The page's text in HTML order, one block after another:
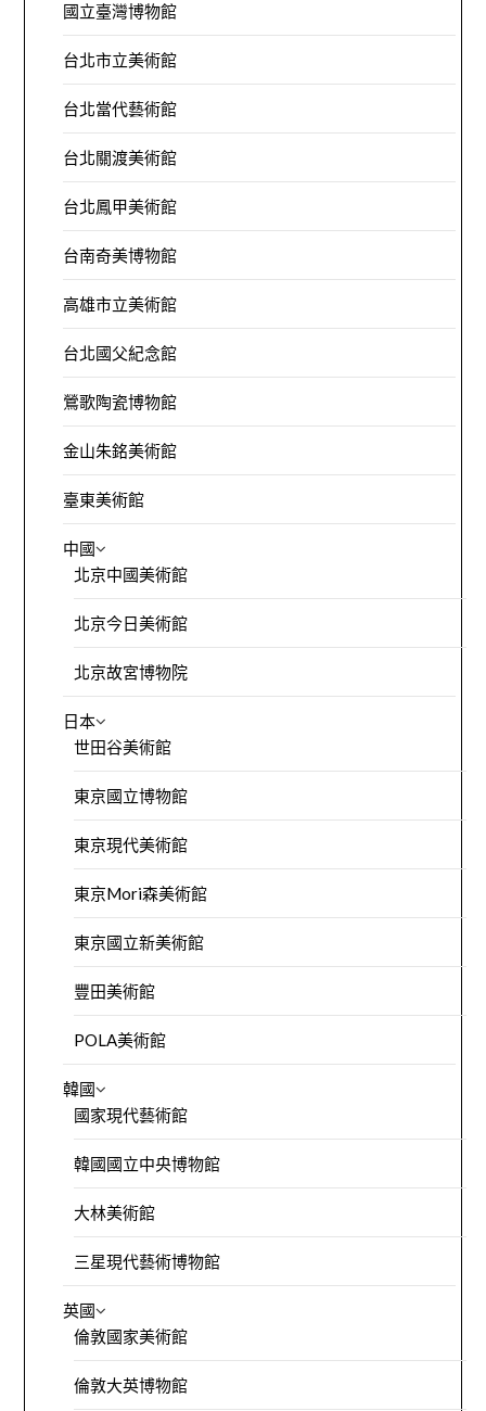
國立臺灣博物館
台北市立美術館
台北當代藝術館
台北關渡美術館
台北鳳甲美術館
台南奇美博物館
高雄市立美術館
台北國父紀念館
鶯歌陶瓷博物館
金山朱銘美術館
臺東美術館
中國
北京中國美術館
北京今日美術館
北京故宮博物院
日本
世田谷美術館
東京國立博物館
東京現代美術館
東京Mori森美術館
東京國立新美術館
豐田美術館
POLA美術館
韓國
國家現代藝術館
韓國國立中央博物館
大林美術館
三星現代藝術博物館
英國
倫敦國家美術館
倫敦大英博物館